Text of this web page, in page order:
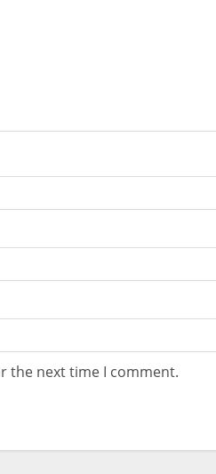
the next time I comment.